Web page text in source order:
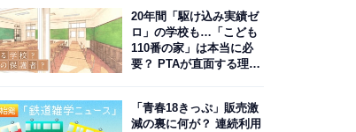
20年間「駆け込み実績ゼ
ロ」の学校も…「こども
110番の家」は本当に必
要？ PTAが直面する理想
「青春18きっぷ」販売激
減の裏に何が？ 連続利用